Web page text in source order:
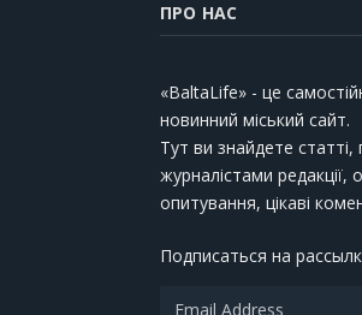
ПРО НАС
«BaltaLife» - це
новинний міський сайт.
Тут ви знайдете статті,
журналістами редакції,
опитування, цікаві
Подписаться на